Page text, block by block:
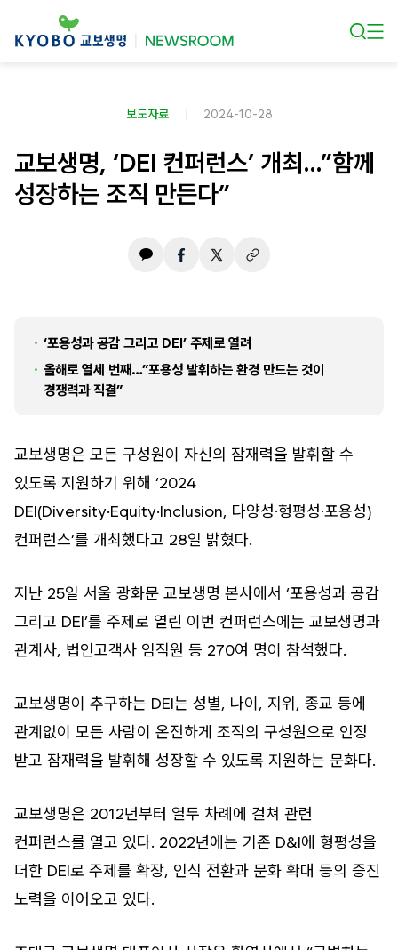
보도자료 2024-10-28
교보생명, ‘DEI 컨퍼런스’ 개최…”함께
성장하는 조직 만든다”
‘포용성과 공감 그리고 DEI’ 주제로 열려
올해로 열세 번째…”포용성 발휘하는 환경 만드는 것이
경쟁력과 직결”
교보생명은 모든 구성원이 자신의 잠재력을 발휘할 수
있도록 지원하기 위해 ‘2024
DEI(Diversity·Equity·Inclusion, 다양성·형평성·포용성)
컨퍼런스’를 개최했다고 28일 밝혔다.
지난 25일 서울 광화문 교보생명 본사에서 ‘포용성과 공감
그리고 DEI’를 주제로 열린 이번 컨퍼런스에는 교보생명과
관계사, 법인고객사 임직원 등 270여 명이 참석했다.
교보생명이 추구하는 DEI는 성별, 나이, 지위, 종교 등에
관계없이 모든 사람이 온전하게 조직의 구성원으로 인정
받고 잠재력을 발휘해 성장할 수 있도록 지원하는 문화다.
교보생명은 2012년부터 열두 차례에 걸쳐 관련
컨퍼런스를 열고 있다. 2022년에는 기존 D&I에 형평성을
더한 DEI로 주제를 확장, 인식 전환과 문화 확대 등의 증진
노력을 이어오고 있다.